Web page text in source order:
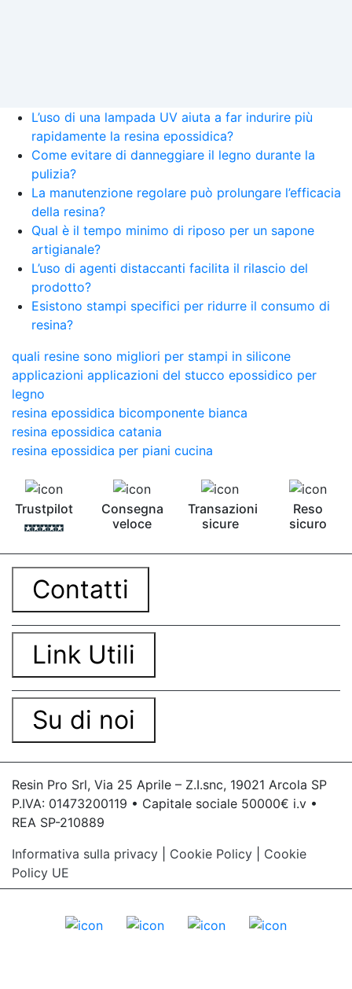
L’uso di una lampada UV aiuta a far indurire più
rapidamente la resina epossidica?
Come evitare di danneggiare il legno durante la
pulizia?
La manutenzione regolare può prolungare l’efficacia
della resina?
Qual è il tempo minimo di riposo per un sapone
artigianale?
L’uso di agenti distaccanti facilita il rilascio del
prodotto?
Esistono stampi specifici per ridurre il consumo di
resina?
quali resine sono migliori per stampi in silicone
applicazioni applicazioni del stucco epossidico per
legno
resina epossidica bicomponente bianca
resina epossidica catania
resina epossidica per piani cucina
Trustpilot
Consegna
veloce
Transazioni
sicure
Reso
sicuro
Contatti
Link Utili
Su di noi
Resin Pro Srl, Via 25 Aprile – Z.I.snc, 19021 Arcola SP
P.IVA: 01473200119 • Capitale sociale 50000€ i.v •
REA SP-210889
Informativa sulla privacy
Cookie Policy
Cookie
Policy UE